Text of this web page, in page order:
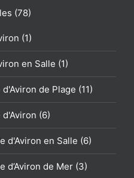
(78)
(1)
en Salle (1)
de Plage (11)
(6)
d'Aviron en Salle (6)
d’Aviron de Mer (3)